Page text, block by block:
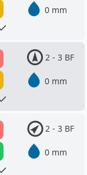
0 mm
2 - 3 BF
0 mm
2 - 3 BF
0 mm